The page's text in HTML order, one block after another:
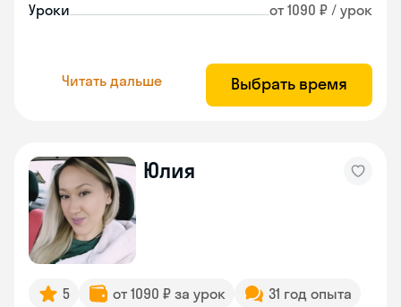
Уроки от 1090 ₽ / урок
Читать дальше Выбрать время
Юлия
5 от 1090 ₽ за урок 31 год опыта